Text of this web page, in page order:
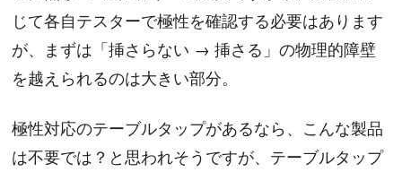
じて各自テスターで極性を確認する必要はあります
が、まずは「挿さらない → 挿さる」の物理的障壁
を越えられるのは大きい部分。
極性対応のテーブルタップがあるなら、こんな製品
は不要では？と思われそうですが、テーブルタップ